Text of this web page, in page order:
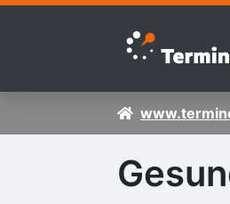
Zur Navigation springen
Zum Inhalt springen